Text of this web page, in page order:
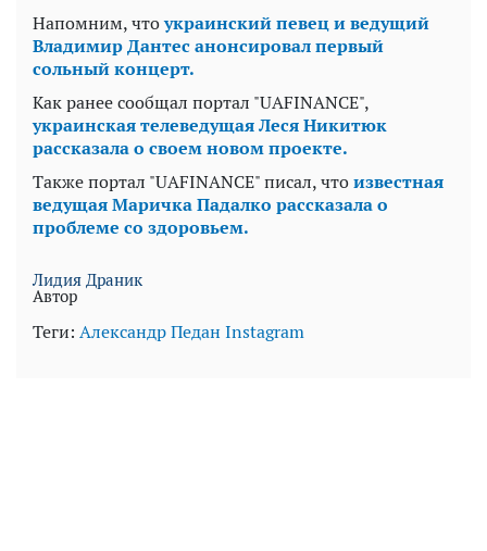
Напомним, чтоукраинский певец и ведущий
Владимир Дантес анонсировал первый
сольный концерт.
Как ранее сообщал портал "UAFINANCE",
украинская телеведущая Леся Никитюк
рассказала о своем новом проекте.
Также портал "UAFINANCE" писал, чтоизвестная
ведущая Маричка Падалко рассказала о
проблеме со здоровьем.
Лидия Драник
Автор
Теги: Александр Педан Instagram